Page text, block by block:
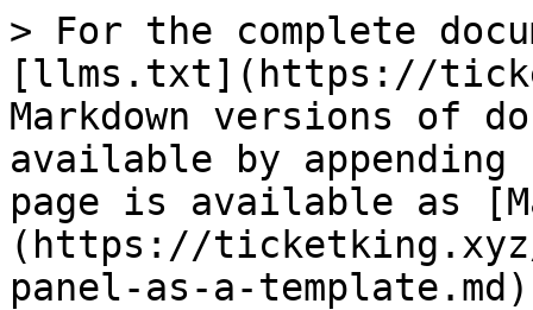
> For the complete
[llms.txt](https://
Markdown versions of
available by
page is available as
(https://
panel-as-a-